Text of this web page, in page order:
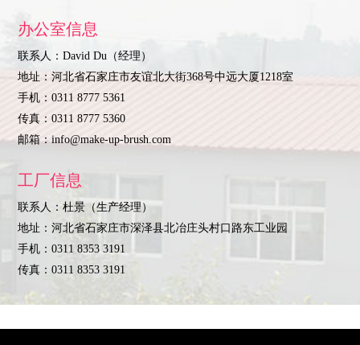
办公室信息
联系人：David Du（经理）
地址：河北省石家庄市友谊北大街368号中远大厦1218室
手机：0311 8777 5361
传真：0311 8777 5360
邮箱： info@make-up-brush.com
工厂信息
联系人：杜景（生产经理）
地址：河北省石家庄市深泽县北冶庄头村口路东工业园
手机：0311 8353 3191
传真：0311 8353 3191